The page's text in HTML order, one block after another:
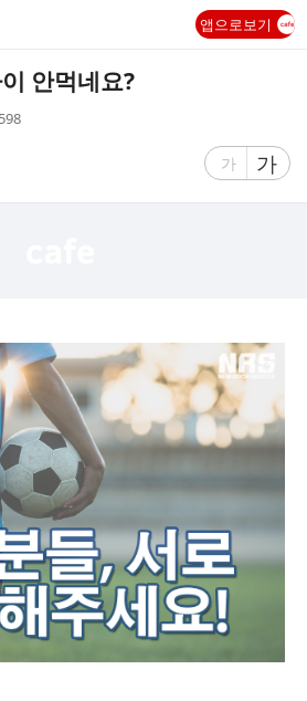
앱으로보기
안먹네요?
글
가
글
자
가